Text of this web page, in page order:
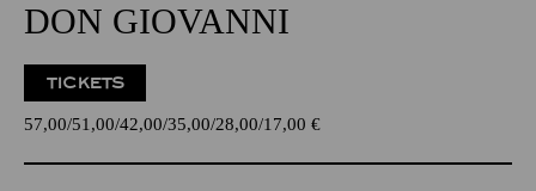
DON GIOVANNI
TICKETS
57,00 51,00 42,00 35,00 28,00 17,00 €